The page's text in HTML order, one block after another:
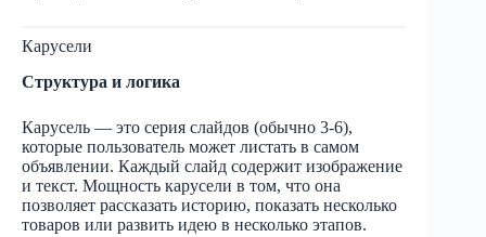
Карусели
Структура и логика
Карусель — это серия слайдов (обычно 3-6),
которые пользователь может листать в самом
объявлении. Каждый слайд содержит изображение
и текст. Мощность карусели в том, что она
позволяет рассказать историю, показать несколько
товаров или развить идею в несколько этапов.